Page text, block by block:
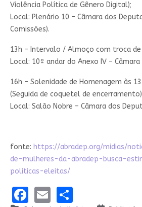
Violência Política de Gênero Digital);
Local: Plenário 10 – Câmara dos
Comissões).
13h – Intervalo / Almoço com troca de
Local: 10º andar do Anexo IV –
16h – Solenidade de Homenagem às
(Seguida de coquetel de
Local: Salão Nobre – Câmara dos
fonte: https://abradep.org/midias/
de-mulheres-da-abradep-busca-
politicas-eleitas/
Facebook
EmailShare